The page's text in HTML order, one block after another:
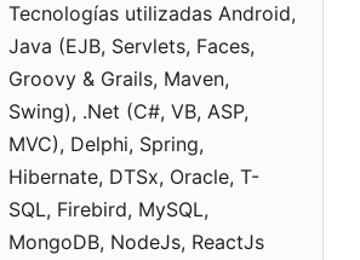
Tecnologías utilizadas Android,
Java (EJB, Servlets, Faces,
Groovy & Grails, Maven,
Swing), .Net (C#, VB, ASP,
MVC), Delphi, Spring,
Hibernate, DTSx, Oracle, T-
SQL, Firebird, MySQL,
MongoDB, NodeJs, ReactJs